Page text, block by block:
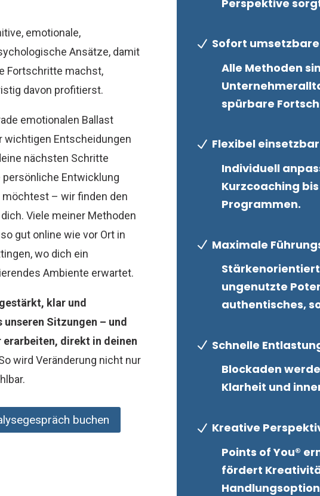
emotionale,
Ansätze, damit
Fortschritte machst,
davon profitierst.
emotionalen Ballast
wichtigen Entscheidungen
nächsten Schritte
Entwicklung
– wir finden den
Viele meiner Methoden
gut online wie vor Ort in
wo dich ein
Ambiente erwartet.
klar und
unseren Sitzungen – und
erarbeiten, direkt in deinen
wird Veränderung nicht nur
buchen
Perspektive
N Sofort
Alle Methoden
spürbare
N Flexibel
Individuell
Kurzcoaching
Programmen.
N Maximale
ungenutzte
authentisches,
N Schnelle
Blockaden
Klarheit und
N Kreative
Points of You®
fördert